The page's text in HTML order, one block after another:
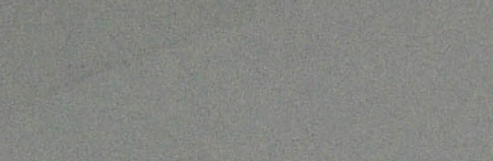
アーカイブ
アーカイブとは何か
アーカイブの考察
アーキビストの紹介
無料会員メニュー
社史研究データ
社史担当者アンケート
社史セミナー動画
社史書籍閲覧室